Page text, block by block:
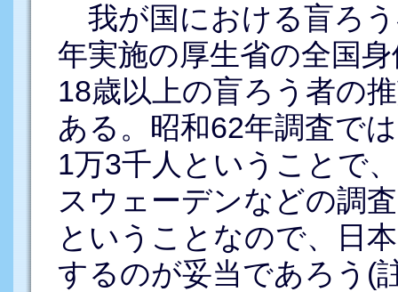
我が国における盲ろ
年実施の厚生省の全国
18歳以上の盲ろう者の
ある。昭和62年調査で
1万3千人ということで
スウェーデンなどの調
ということなので、日
するのが妥当であろう(